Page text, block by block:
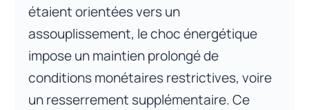
étaient orientées vers un
assouplissement, le choc énergétique
impose un maintien prolongé de
conditions monétaires restrictives, voire
un resserrement supplémentaire. Ce